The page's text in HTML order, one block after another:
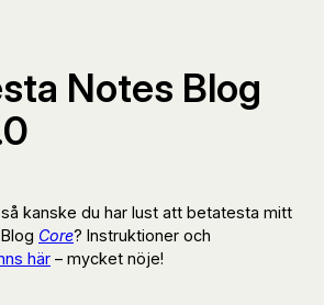
Notes Blog
kanske du har lust att betatesta mitt
Core? Instruktioner och
här – mycket nöje!